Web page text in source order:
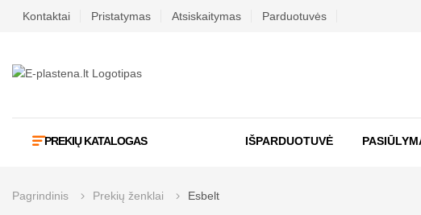
Kontaktai Pristatymas Atsiskaitymas Parduotuvės
PREKIŲ KATALOGAS IŠPARDUOTUVĖ
Pagrindinis Prekių ženklai Esbelt